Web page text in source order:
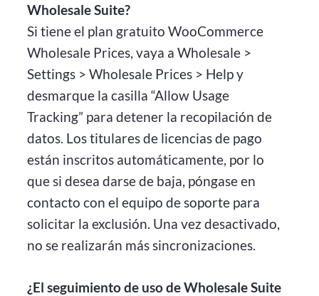
Wholesale Suite?
Si tiene el plan gratuito WooCommerce
Wholesale Prices, vaya a Wholesale >
Settings > Wholesale Prices > Help y
desmarque la casilla “Allow Usage
Tracking” para detener la recopilación de
datos. Los titulares de licencias de pago
están inscritos automáticamente, por lo
que si desea darse de baja, póngase en
contacto con el equipo de soporte para
solicitar la exclusión. Una vez desactivado,
no se realizarán más sincronizaciones.
¿El seguimiento de uso de Wholesale Suite